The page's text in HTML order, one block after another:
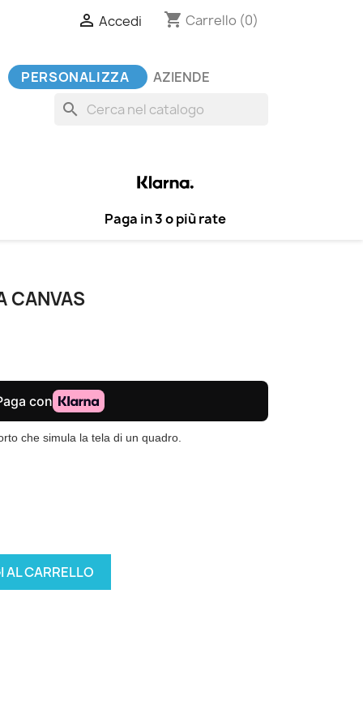
 Accedi shopping_cart Carrello (0)
PERSONALIZZA AZIENDE
search
Paga in 3 o più rate
CANVAS
che simula la tela di un quadro.
AL CARRELLO